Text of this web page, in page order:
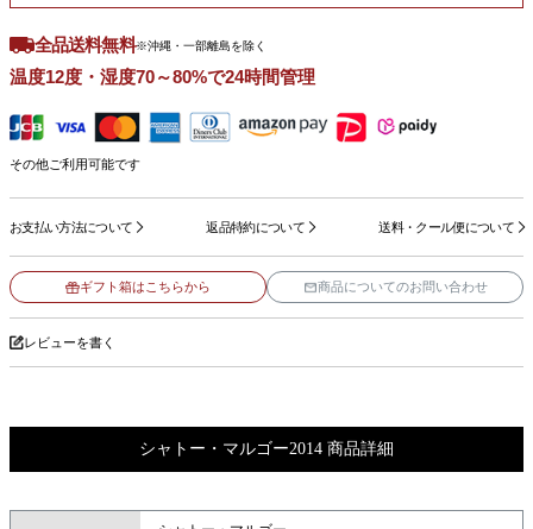
全品送料無料※沖縄・一部離島を除く
温度12度・湿度70～80%で24時間管理
その他ご利用可能です
お支払い方法について 返品特約について 送料・クール便について
ギフト箱はこちらから 商品についてのお問い合わせ
レビューを書く
シャトー・マルゴー2014 商品詳細